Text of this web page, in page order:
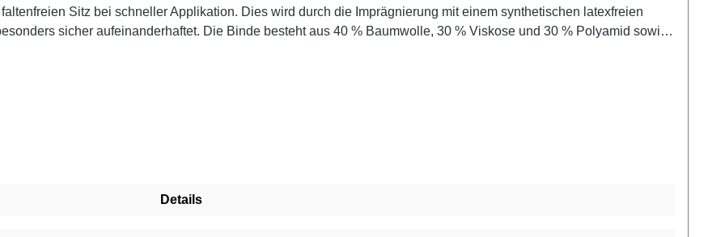
Sitz bei schneller Applikation. Dies wird durch die Imprägnierung mit einem synthetischen latexfreien
sicher aufeinanderhaftet. Die Binde besteht aus 40 % Baumwolle, 30 % Viskose und 30 % Polyamid sowie
ihre Dehnung und Rückstellkraft bei. Dies gibt Patienten und Anwender die Möglichkeit, die Binde in
Details